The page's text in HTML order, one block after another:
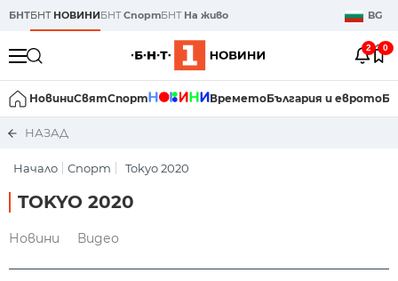
БНТБНТ НОВИНИБНТСпортБНТ На живо BG
2 0
НовиниСвятСпорт ВреметоБългария и еврото
НАЗАД
Начало Спорт Tokyo 2020
TOKYO 2020
Новини Видео